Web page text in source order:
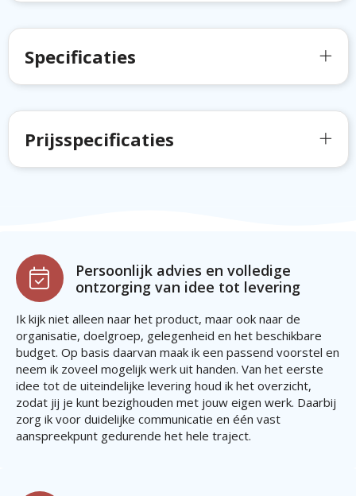
Specificaties
Prijsspecificaties
Persoonlijk advies en volledige
ontzorging van idee tot levering
Ik kijk niet alleen naar het product, maar ook naar de
organisatie, doelgroep, gelegenheid en het beschikbare
budget. Op basis daarvan maak ik een passend voorstel en
neem ik zoveel mogelijk werk uit handen. Van het eerste
idee tot de uiteindelijke levering houd ik het overzicht,
zodat jij je kunt bezighouden met jouw eigen werk. Daarbij
zorg ik voor duidelijke communicatie en één vast
aanspreekpunt gedurende het hele traject.